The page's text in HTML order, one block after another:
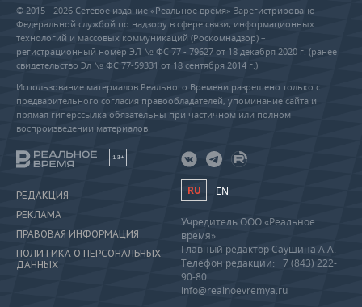
© 2015 - 2026 Сетевое издание «Реальное время» Зарегистрировано
Федеральной службой по надзору в сфере связи, информационных
технологий и массовых коммуникаций (Роскомнадзор) –
регистрационный номер ЭЛ № ФС 77 - 79627 от 18 декабря 2020 г. (ранее
свидетельство Эл № ФС 77-59331 от 18 сентября 2014 г.)
Использование материалов Реального Времени разрешено только с
предварительного согласия правообладателей, упоминание сайта и
прямая гиперссылка обязательны при частичном или полном
воспроизведении материалов.
18+
РЕДАКЦИЯ
РЕКЛАМА
ПРАВОВАЯ ИНФОРМАЦИЯ
ПОЛИТИКА О ПЕРСОНАЛЬНЫХ
ДАННЫХ
RU EN
Учредитель ООО «Реальное
время»
Главный редактор Саушина А.А.
Телефон редакции: +7 (843) 222-
90-80
info@realnoevremya.ru